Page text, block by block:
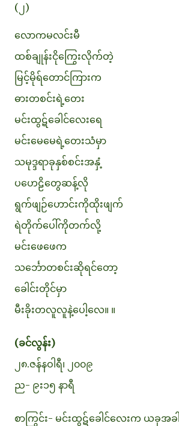
(၂)
လောကမလင်းမီ
ထစ်ချုန်းငိုကြွေးလိုက်တဲ့
မြင့်မိုရ်တောင်ကြားက
ဓားတစင်းရဲ့တေး
မင်းထွဋ်ခေါင်လေးရေ
မင်းမေမေရဲ့တေးသံမှာ
သမုဒ္ဒရာခုနှစ်စင်းအနှံ့
ပဟေဠိတွေဆန့်လို
ရွက်ဖျဉ်ဟောင်းကိုထိုးဖျက်
ရဲတိုက်ပေါ်ကိုတက်လို့
မင်းဖေဖေက
သင်္ဘောတစင်းဆိုရင်တော့
ခေါင်းတိုင်မှာ
မီးခိုးတလူလူနဲ့ပေါ့လေ။ ။
(ခင်လွန်း)
၂၈.ဇန်နဝါရီ၊ ၂၀၀၉
ည- ၉း၁၅ နာရီ
စာကြွင်း- မင်းထွဋ်ခေါင်လေးက ယခုအ